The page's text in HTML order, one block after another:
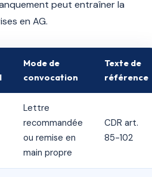
peut entraîner la
en AG.
Mode de
convocation
Texte de
référence
Lettre
recommandée
ou remise en
main propre
CDR art.
85-102